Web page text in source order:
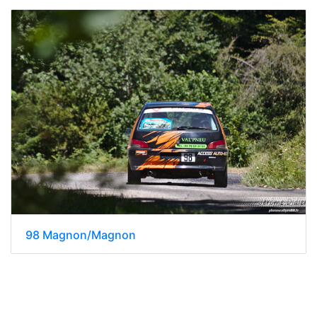
98 Magnon/Magnon